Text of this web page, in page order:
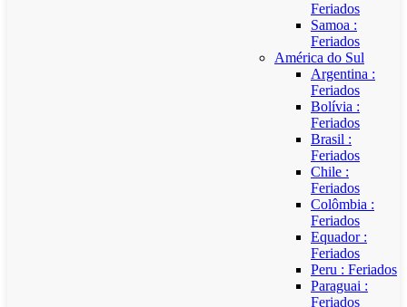
Feriados
Samoa :
Feriados
América do Sul
Argentina :
Feriados
Bolívia :
Feriados
Brasil :
Feriados
Chile :
Feriados
Colômbia :
Feriados
Equador :
Feriados
Peru : Feriados
Paraguai :
Feriados